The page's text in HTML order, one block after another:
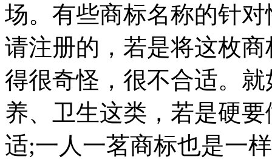
场。有些商标名称的针
请注册的，若是将这枚
得很奇怪，很不合适。
养、卫生这类，若是硬
适;一人一茗商标也是一